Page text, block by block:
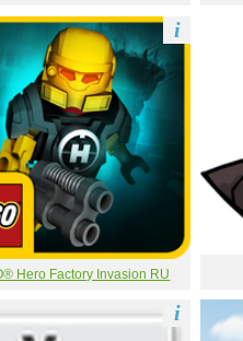
Hero Factory Invasion RU
i
i